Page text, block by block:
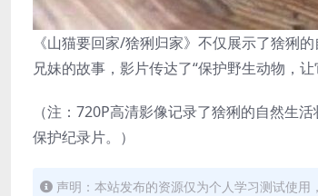
《山猫要回家/猞猁归家》不仅展示了猞猁
兄妹的故事，影片传达了“保护野生动物，
（注：720P高清影像记录了猞猁的自然生
保护纪录片。）
声明：本站发布的资源仅为个人学习测试使